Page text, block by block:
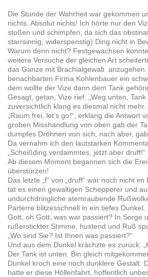
Die Stunde der Wahrheit war gekommen
nichts. Absolut nichts! Ich hörte nur den
stoßen und schimpfen, da sich das
starrsinnig, widerspenstig) Ding nicht in
Warum denn nicht? Festgewachsen
weitere Versuche der gleichen Art
das Ganze mit Brachialgewalt
benachbarten Firma Kohlenbauer ein
dem wollte der Vize dann dem Tank
Gesagt, getan, Vize rief: „Weg unten,
zuversichtlich klang es diesmal nicht mehr.
„Raum frei, let’s go!“, erklang die Antwort
groben Misshandlung von oben gab der
dumpfes Dröhnen von sich, nach aber,
Da vernahm ich den lautstarken
„Scheißding verdammtes, jetzt aber druff!“
Ab diesem Moment begannen sich die
überstürzen!
Das letzte „f“ von „druff“ war noch nicht
tat es einen gewaltigen Schepperer und
undurchdringliche atemraubende
Parterre blitzesschnell in ein tiefes Dunkel.
Gott, oh Gott, was war passiert? In Sorge
rußerstickter Stimme, hustend und Ruß
„Wo sind Sie? Ist Ihnen was passiert?“
Und aus dem Dunkel krächzte es zurück:
Der Tank ist unten. Bin gleich
Dunkel kroch eine noch dunklere Gestalt.
hatte er diese Höllenfahrt, hoffentlich